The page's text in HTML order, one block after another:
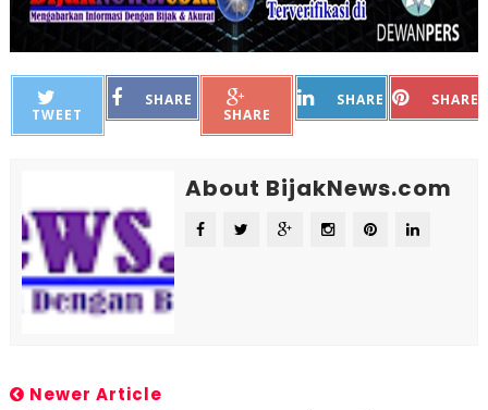
TWEET
SHARE
SHARE
SHARE SHARE
About BijakNews.com
Newer Article